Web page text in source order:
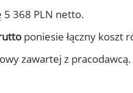
368 PLN netto.
poniesie łączny koszt
zawartej z pracodawcą.